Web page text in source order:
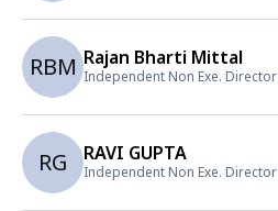
RBM Rajan Bharti Mittal
Independent Non Exe. Director
RG RAVI GUPTA
Independent Non Exe. Director